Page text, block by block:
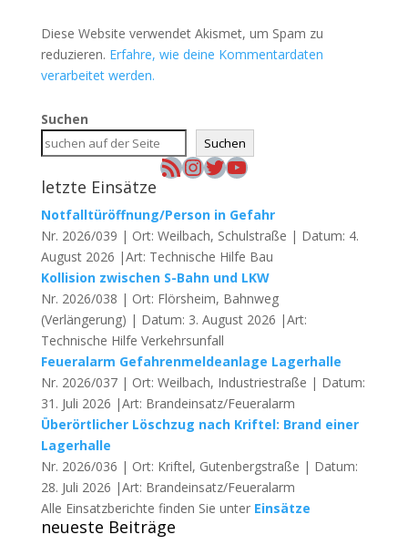
Diese Website verwendet Akismet, um Spam zu
reduzieren. Erfahre, wie deine Kommentardaten
verarbeitet werden.
Suchen
Suchen
RSS-FeedInstagram
Twitter
YouTube
letzte Einsätze
Notfalltüröffnung/Person in Gefahr
Nr. 2026/039 | Ort: Weilbach, Schulstraße | Datum: 4.
August 2026 |Art: Technische Hilfe Bau
Kollision zwischen S-Bahn und LKW
Nr. 2026/038 | Ort: Flörsheim, Bahnweg
(Verlängerung) | Datum: 3. August 2026 |Art:
Technische Hilfe Verkehrsunfall
Feueralarm Gefahrenmeldeanlage Lagerhalle
Nr. 2026/037 | Ort: Weilbach, Industriestraße | Datum:
31. Juli 2026 |Art: Brandeinsatz/Feueralarm
Überörtlicher Löschzug nach Kriftel: Brand einer
Lagerhalle
Nr. 2026/036 | Ort: Kriftel, Gutenbergstraße | Datum:
28. Juli 2026 |Art: Brandeinsatz/Feueralarm
Alle Einsatzberichte finden Sie unter Einsätze
neueste Beiträge